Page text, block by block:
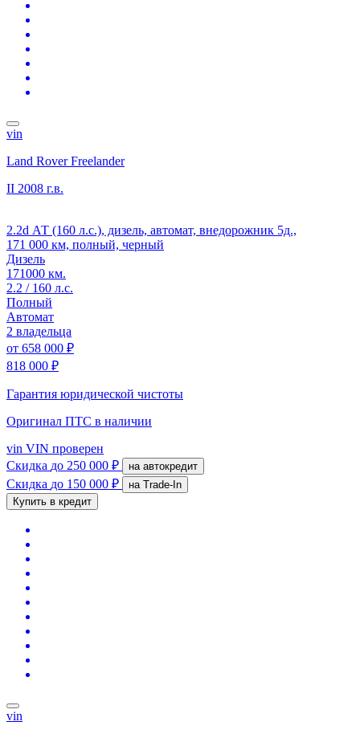
vin
Land Rover Freelander
II 2008 г.в.
2.2d АТ (160 л.с.), дизель, автомат, внедорожник 5д.,
171 000 км, полный, черный
Дизель
171000 км.
2.2 / 160 л.с.
Полный
Автомат
2 владельца
от 658 000 ₽
818 000 ₽
Гарантия юридической чистоты
Оригинал ПТС в наличии
vin VIN проверен
Скидка до 250 000 ₽ на автокредит
Скидка до 150 000 ₽
на Trade-In
Купить в кредит
vin